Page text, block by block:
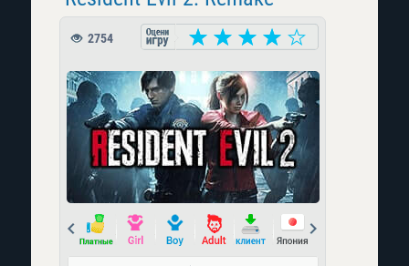
2754
Prev